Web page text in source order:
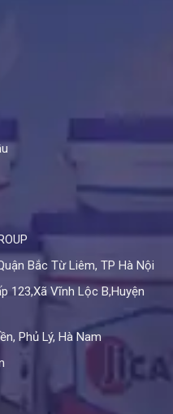
Bắc Từ Liêm, TP Hà Nội
123,Xã Vĩnh Lộc B,Huyện
Phủ Lý, Hà Nam